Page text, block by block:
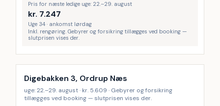
Pris for næste ledige uge: 22.–29. august
kr. 7.247
Uge 34 · ankomst lørdag
Inkl. rengøring. Gebyrer og forsikring tillægges ved booking —
slutprisen vises der.
Digebakken 3, Ordrup Næs
uge: 22.–29. august · kr. 5.609 · Gebyrer og forsikring
tillægges ved booking — slutprisen vises der.